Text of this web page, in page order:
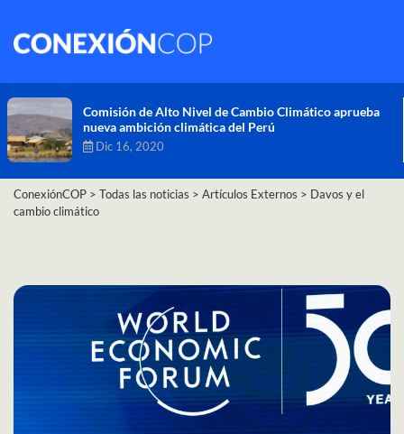
Comisión de Alto Nivel de Cambio Climático aprueba
nueva ambición climática del Perú
Dic 16, 2020
ConexiónCOP > Todas las noticias > Artículos Externos > Davos y el
cambio climático